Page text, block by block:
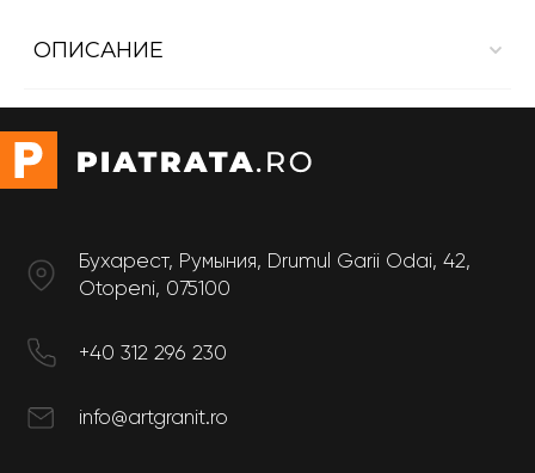
ОПИСАНИЕ
Pазмер:
Длина: 3 m
Ширина: 0.6 m
Бухарест, Румыния, Drumul Garii Odai, 42,
Otopeni, 075100
+40 312 296 230
info@artgranit.ro